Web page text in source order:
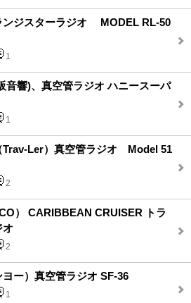
ジスターラジオ MODEL RL-50
1
音響)、真空管ラジオ ハニースーパ
1
Trav-Ler）真空管ラジオ Model 51
2
） CARIBBEAN CRUISER トラ
オ
2
ー）真空管ラジオ SF-36
1